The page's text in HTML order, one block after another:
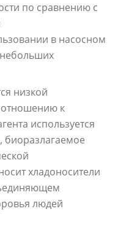
по сравнению с
в насосном
низкой
отношению к
используется
биоразлагаемое
хладоносители
людей